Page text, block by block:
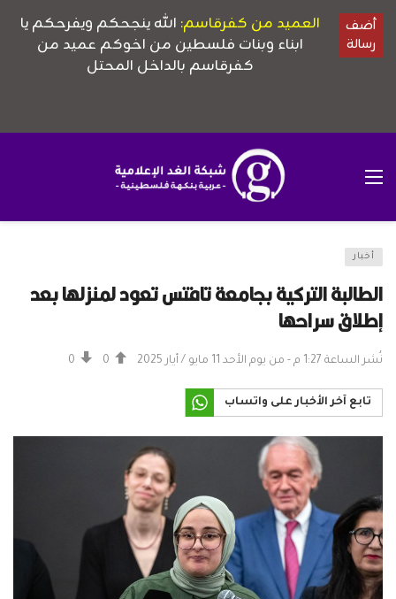
أخبار
الطالبة التركية بجامعة تافتس تعود لمنزلها بعد
إطلاق سراحها
نُشر الساعة 1:27 م - من يوم الأحد 11 مايو / أيار 2025 0
0
تابع آخر الأخبار على واتساب